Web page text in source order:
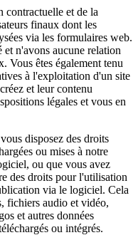
contractuelle et de la
finaux dont les
via les formulaires web.
et n'avons aucune relation
Vous êtes également tenu
à l'exploitation d'un site
et leur contenu
légales et vous en
disposez des droits
ou mises à notre
ou que vous avez
des droits pour l'utilisation
via le logiciel. Cela
fichiers audio et vidéo,
et autres données
ou intégrés.